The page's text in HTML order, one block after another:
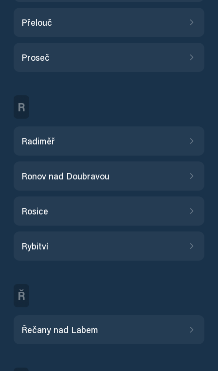
Přelouč
Proseč
R
Radiměř
Ronov nad Doubravou
Rosice
Rybitví
Ř
Řečany nad Labem